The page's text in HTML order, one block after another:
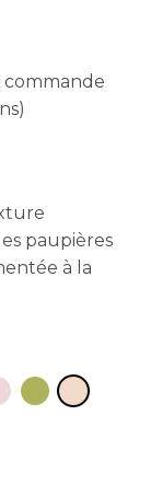
commande
paupières
à la